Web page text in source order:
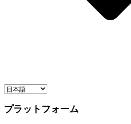
プラットフォーム